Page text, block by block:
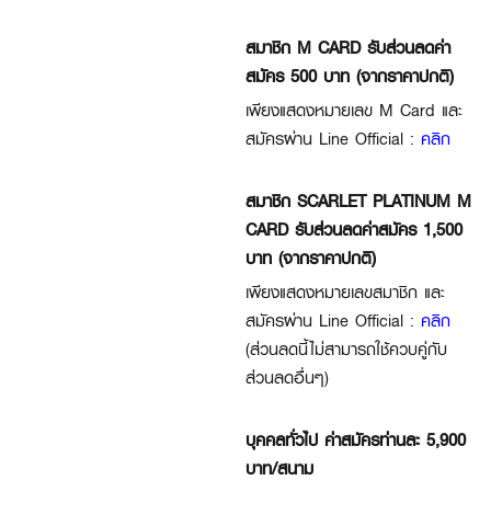
สมาชิก M CARD รับส่วนลดค่า
สมัคร 500 บาท (จากราคาปกติ)
เพียงแสดงหมายเลข M Card และ
สมัครผ่าน Line Official : คลิก
สมาชิก SCARLET PLATINUM M
CARD รับส่วนลดค่าสมัคร 1,500
บาท (จากราคาปกติ)
เพียงแสดงหมายเลขสมาชิก และ
สมัครผ่าน Line Official : คลิก
(ส่วนลดนี้ไม่สามารถใช้ควบคู่กับ
ส่วนลดอื่นๆ)
บุคคลทั่วไป ค่าสมัครท่านละ 5,900
บาท/สนาม